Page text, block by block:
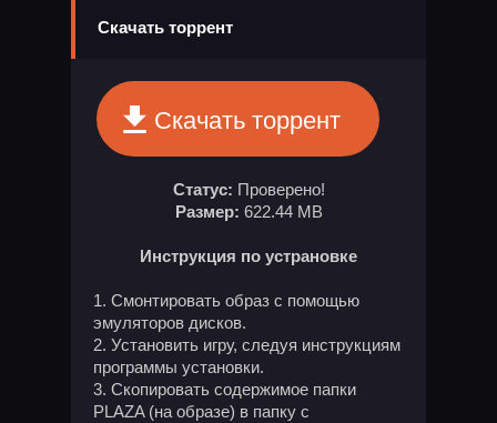
Скачать торрент
Скачать торрент
Статус: Проверено!
Размер: 622.44 MB
Инструкция по устрановке
Смонтировать образ с помощью
эмуляторов дисков.
Установить игру, следуя инструкциям
программы установки.
Скопировать содержимое папки
PLAZA (на образе) в папку с